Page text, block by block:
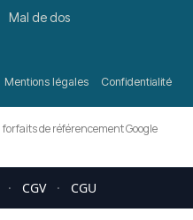
Mal de dos
Mentions légales Confidentialité
forfaits de référencement Google
· CGV · CGU